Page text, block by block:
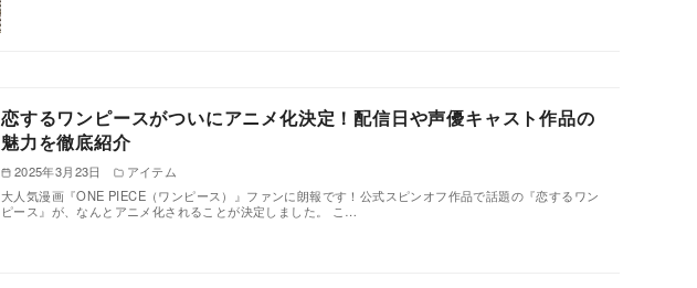
恋するワンピースがついにアニメ化決定！配信日や声優キャスト作品の
魅力を徹底紹介
2025年3月23日
アイテム
大人気漫画『ONE PIECE（ワンピース）』ファンに朗報です！公式スピンオフ作品で話題の『恋するワン
ピース』が、なんとアニメ化されることが決定しました。 こ…